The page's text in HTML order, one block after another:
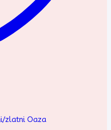
zlatni Oaza